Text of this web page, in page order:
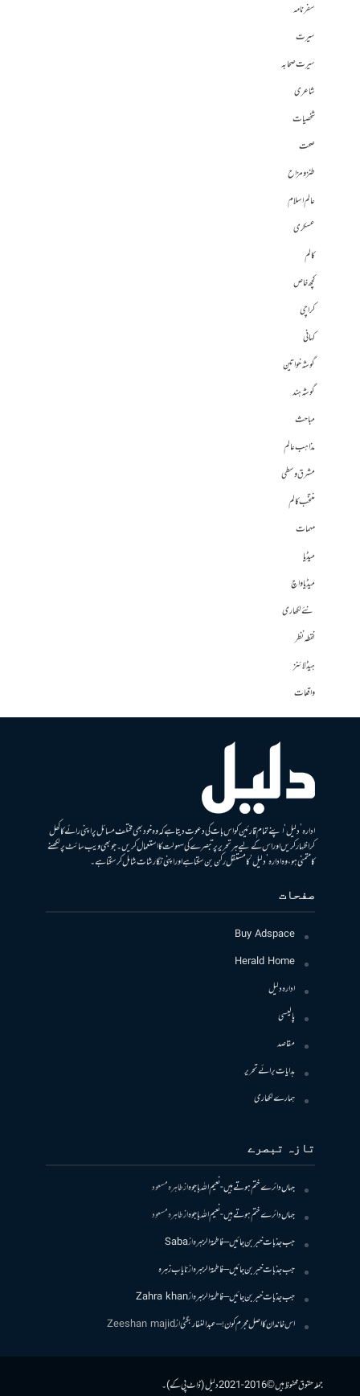
سفرنامہ
سیرت
سیرت صحابہ
شاعری
شخصیات
صحت
طنز و مزاح
عالم اسلام
عسکری
کالم
کچھ خاص
کراچی
کہانی
گوشہ خواتین
گوشہ ہند
مباحث
مذاہب عالم
مشرق وسطی
منتخب کالم
مہمات
میڈیا
میڈیا واچ
نئے لکھاری
نقطہ نظر
ہیڈلائنز
واقعات
ادارہ ’دلیل‘ اپنے تمام قارئین کو اس بات کی دعوت دیتا ہے کہ وہ خود بھی مختلف مسائل پر اپنی رائے کا کھل
کر اظہار کریں اور اس کے لیے ہر تحریر پر تبصرے کی سہولت کا استعمال کریں۔ جو بھی ویب سائٹ پر لکھنے
کا متمنی ہو، وہ ادارہ ’دلیل‘ کا مستقل رکن بن سکتا ہے اور اپنی نگارشات شامل کرسکتا ہے۔
صفحات
Buy Adspace
Herald Home
ادارہ دلیل
پالیسی
مقاصد
ہدایات برائے تحریر
ہمارے لکھاری
تازہ تبصرے
جہاں دائرے ختم ہوتے ہیں- نعیم اللہ باجوہازطاہرہ مسعود
جہاں دائرے ختم ہوتے ہیں- نعیم اللہ باجوہازطاہرہ مسعود
جب جذبات خبر بن جائیں – فاطمۃالزہرہازSaba
جب جذبات خبر بن جائیں – فاطمۃالزہرہازنایاب زہرہ
جب جذبات خبر بن جائیں – فاطمۃالزہرہازZahra khan
اس خاندان کا اصل مجرم کون! – عبدالغفار بگٹیازZeeshan majid
جملہ حقوق محفوظ ہیں © 2016-2021 دلیل (ڈاٹ پی کے)۔